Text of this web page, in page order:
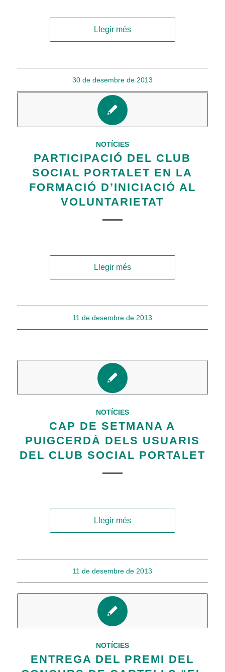
Llegir més
30 de desembre de 2013
NOTÍCIES
PARTICIPACIÓ DEL CLUB
SOCIAL PORTALET EN LA
FORMACIÓ D’INICIACIÓ AL
VOLUNTARIETAT
Llegir més
11 de desembre de 2013
NOTÍCIES
CAP DE SETMANA A
PUIGCERDÀ DELS USUARIS
DEL CLUB SOCIAL PORTALET
Llegir més
11 de desembre de 2013
NOTÍCIES
ENTREGA DEL PREMI DEL